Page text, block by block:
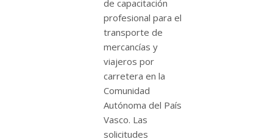
de capacitación
profesional para el
transporte de
mercancí­as y
viajeros por
carretera en la
Comunidad
Autónoma del Paí­s
Vasco. Las
solicitudes